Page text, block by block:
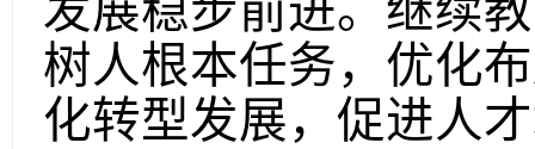
发展稳步前进。继续
树人根本任务，优化
化转型发展，促进人